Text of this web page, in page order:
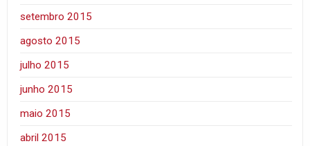
setembro 2015
agosto 2015
julho 2015
junho 2015
maio 2015
abril 2015